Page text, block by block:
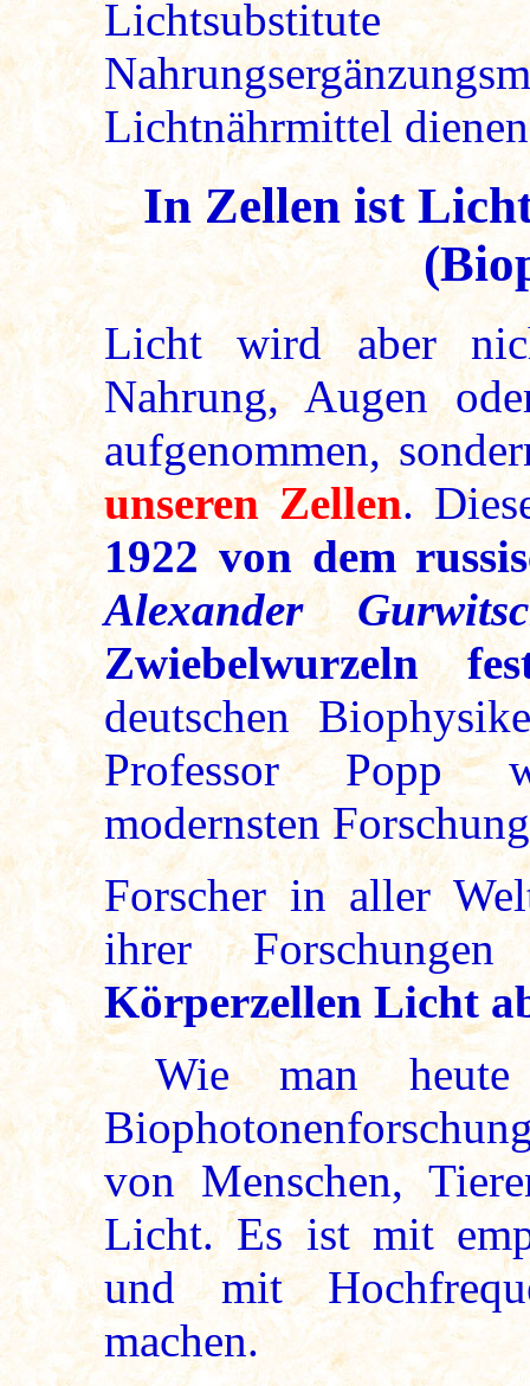
Lichtnährmittel
In Zellen ist
Licht wird aber
Nahrung, Augen
aufgenommen,
unseren Zellen.
1922 von dem
Alexander
Zwiebelwurzeln
deutschen
Professor Popp
modernsten
Forscher in aller
ihrer
Körperzellen Licht
Wie man heute
von Menschen,
Licht. Es ist mit
und mit
machen.